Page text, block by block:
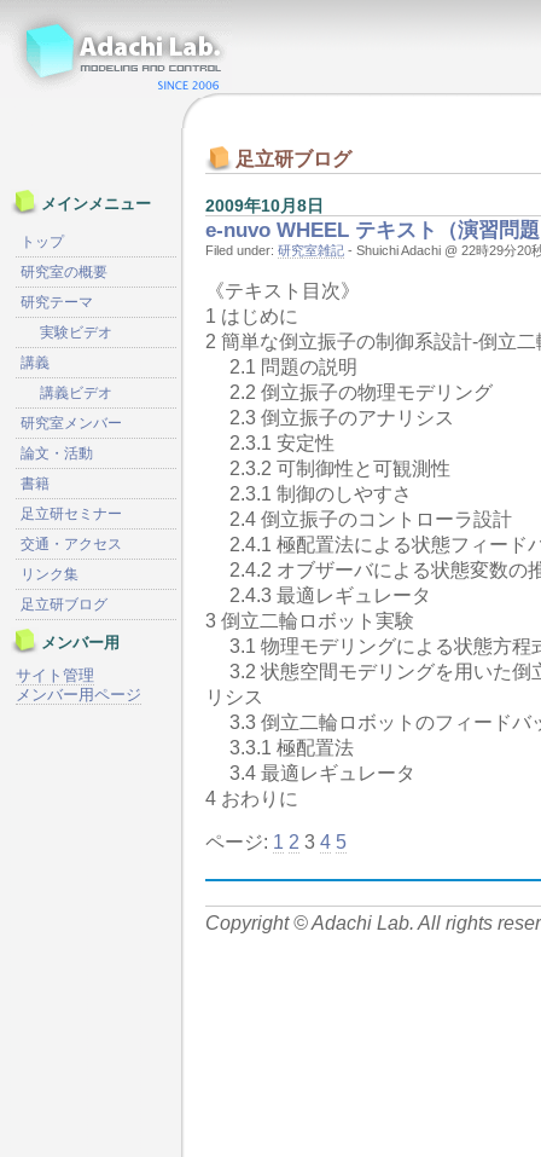
足立研ブログ
2009年10月8日
e-nuvo WHEEL テキスト（演習問
Filed under: 研究室雑記 - Shuichi Adachi @ 22時29分20
《テキスト目次》
1 はじめに
2 簡単な倒立振子の制御系設計-倒立
2.1 問題の説明
2.2 倒立振子の物理モデリング
2.3 倒立振子のアナリシス
2.3.1 安定性
2.3.2 可制御性と可観測性
2.3.1 制御のしやすさ
2.4 倒立振子のコントローラ設計
2.4.1 極配置法による状態フィード
2.4.2 オブザーバによる状態変数の
2.4.3 最適レギュレータ
3 倒立二輪ロボット実験
3.1 物理モデリングによる状態方程
3.2 状態空間モデリングを用いた倒
リシス
3.3 倒立二輪ロボットのフィード
3.3.1 極配置法
3.4 最適レギュレータ
4 おわりに
ページ: 1 2 3 4 5
Copyright © Adachi Lab. All rights
メインメニュー
トップ
研究室の概要
研究テーマ
実験ビデオ
講義
講義ビデオ
研究室メンバー
論文・活動
書籍
足立研セミナー
交通・アクセス
リンク集
足立研ブログ
メンバー用
サイト管理
メンバー用ページ